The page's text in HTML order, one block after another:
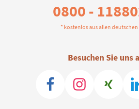
0800 -
* kostenlos aus allen deutschen
Besuchen Sie uns